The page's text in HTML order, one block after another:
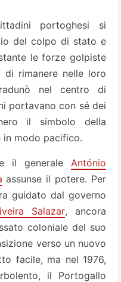
portoghesi si
del colpo di stato e
le forze golpiste
di rimanere nelle loro
nel centro di
portavano con sé dei
il simbolo della
modo pacifico.
il generale António
assunse il potere. Per
guidato dal governo
Salazar, ancora
coloniale del suo
verso un nuovo
facile, ma nel 1976,
il Portogallo